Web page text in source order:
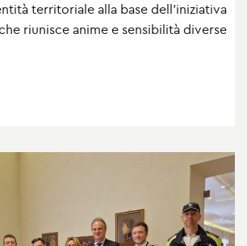
territoriale alla base dell’iniziativa
riunisce anime e sensibilità diverse